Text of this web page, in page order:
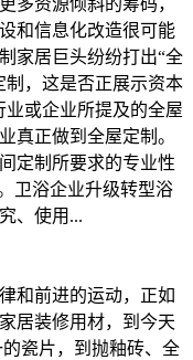
和信息化改造很可能
家居巨头纷纷打出“全
制，这是否正展示资本
业或企业所提及的全屋
真正做到全屋定制。
定制所要求的专业性
卫浴企业升级转型浴
、使用...
和前进的运动，正如
居装修用材，到今天
瓷片，到抛釉砖、全